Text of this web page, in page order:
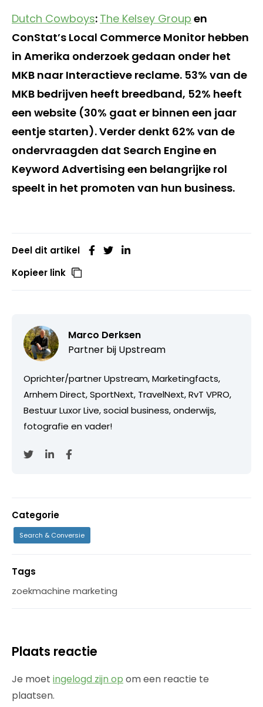
Dutch Cowboys: The Kelsey Group en
ConStat’s Local Commerce Monitor hebben
in Amerika onderzoek gedaan onder het
MKB naar Interactieve reclame. 53% van de
MKB bedrijven heeft breedband, 52% heeft
een website (30% gaat er binnen een jaar
eentje starten). Verder denkt 62% van de
ondervraagden dat Search Engine en
Keyword Advertising een belangrijke rol
speelt in het promoten van hun business.
Deel dit artikel
Kopieer link
Marco Derksen
Partner bij Upstream
Oprichter/partner Upstream, Marketingfacts,
Arnhem Direct, SportNext, TravelNext, RvT VPRO,
Bestuur Luxor Live, social business, onderwijs,
fotografie en vader!
Categorie
Search & Conversie
Tags
zoekmachine marketing
Plaats reactie
Je moet ingelogd zijn op om een reactie te
plaatsen.